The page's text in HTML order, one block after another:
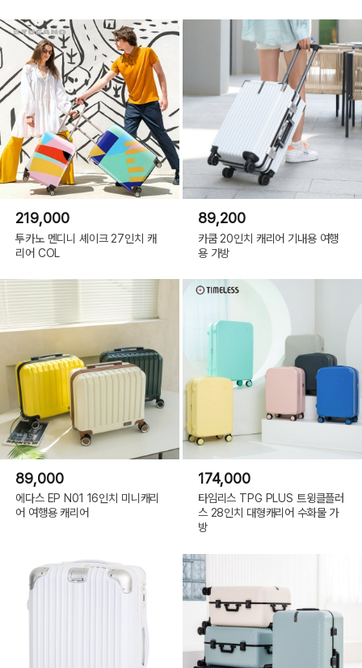
219,000
투카노 멘디니 셰이크 27인치 캐
리어 COL
89,200
카쿰 20인치 캐리어 기내용 여행
용 가방
89,000
에다스 EP N01 16인치 미니캐리
어 여행용 캐리어
174,000
타임리스 TPG PLUS 트윙클플러
스 28인치 대형캐리어 수화물 가
방